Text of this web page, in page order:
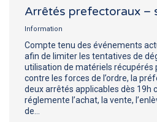
Arrêtés prefectoraux –
Information
Compte tenu des événements
afin de limiter les tentatives de
utilisation de matériels récupérés
contre les forces de l’ordre, la
deux arrêtés applicables dès 19h
réglemente l’achat, la vente,
de…